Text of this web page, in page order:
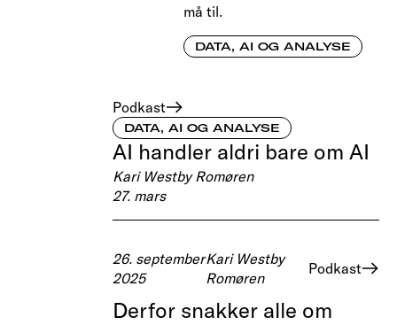
må til.
DATA, AI OG ANALYSE
Podkast
DATA, AI OG ANALYSE
AI handler aldri bare om AI
Kari Westby Romøren
27. mars
26. september
2025
Kari Westby
Romøren
Podkast
Derfor snakker alle om